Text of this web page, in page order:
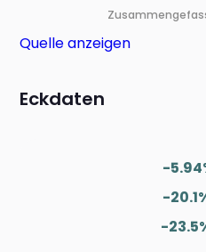
Quelle anzeigen
Eckdaten
-
-
-